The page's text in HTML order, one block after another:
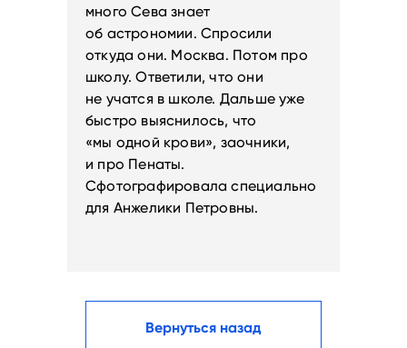
Вернуться назад
много Сева знает
об астрономии. Спросили
откуда они. Москва. Потом про
школу. Ответили, что они
не учатся в школе. Дальше уже
быстро выяснилось, что
«мы одной крови», заочники,
и про Пенаты.
Сфотографировала специально
для Анжелики Петровны.